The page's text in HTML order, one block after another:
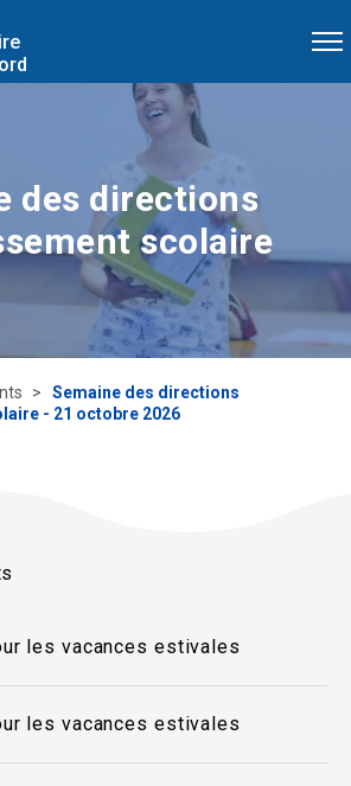
des directions
scolaire
les vacances estivales
les vacances estivales
Semaine des directions
- 21 octobre 2026